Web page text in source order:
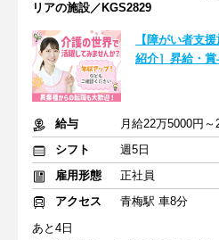
リアの施設／KGS2829
【障がい者支
紹介］昇給・
給与
月給22万5000円
シフト
週5日
雇用形態
正社員
アクセス
青梅駅 車8分
あと4日